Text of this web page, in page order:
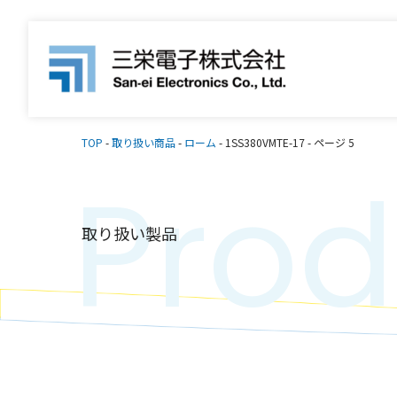
TOP -取り扱い商品- ローム - 1SS380VMTE-17- ページ 5
取り扱い製品